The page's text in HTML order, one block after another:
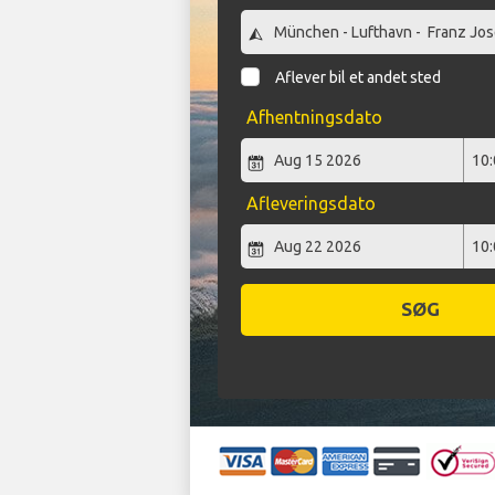
Aflever bil et andet sted
Afhentningsdato
Afleveringsdato
SØG